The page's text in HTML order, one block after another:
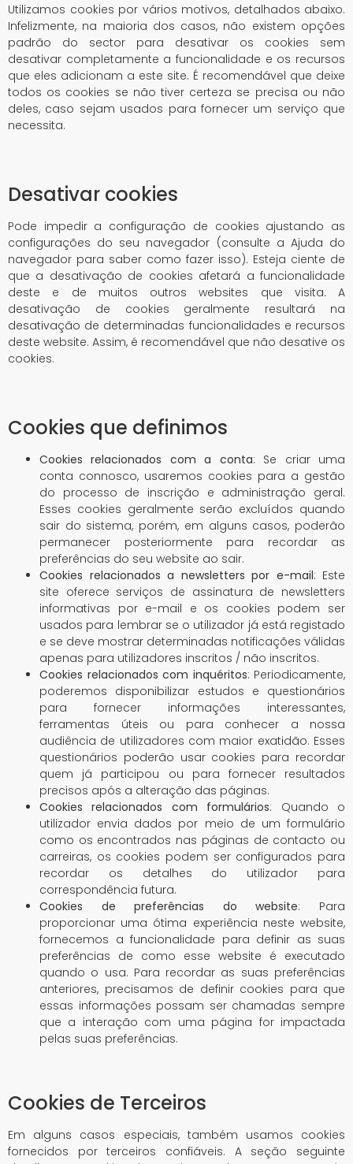
Utilizamos cookies por vários motivos, detalhados abaixo.
Infelizmente, na maioria dos casos, não existem opções
padrão do sector para desativar os cookies sem
desativar completamente a funcionalidade e os recursos
que eles adicionam a este site. É recomendável que deixe
todos os cookies se não tiver certeza se precisa ou não
deles, caso sejam usados ​​para fornecer um serviço que
necessita.
Desativar cookies
Pode impedir a configuração de cookies ajustando as
configurações do seu navegador (consulte a Ajuda do
navegador para saber como fazer isso). Esteja ciente de
que a desativação de cookies afetará a funcionalidade
deste e de muitos outros websites que visita. A
desativação de cookies geralmente resultará na
desativação de determinadas funcionalidades e recursos
deste website. Assim, é recomendável que não desative os
cookies.
Cookies que definimos
Cookies relacionados com a conta: Se criar uma
conta connosco, usaremos cookies para a gestão
do processo de inscrição e administração geral.
Esses cookies geralmente serão excluídos quando
sair do sistema, porém, em alguns casos, poderão
permanecer posteriormente para recordar as
preferências do seu website ao sair.
Cookies relacionados a newsletters por e-mail: Este
site oferece serviços de assinatura de newsletters
informativas por e-mail e os cookies podem ser
usados ​​para lembrar se o utilizador já está registado
e se deve mostrar determinadas notificações válidas
apenas para utilizadores inscritos / não inscritos.
Cookies relacionados com inquéritos: Periodicamente,
poderemos disponibilizar estudos e questionários
para fornecer informações interessantes,
ferramentas úteis ou para conhecer a nossa
audiência de utilizadores com maior exatidão. Esses
questionários poderão usar cookies para recordar
quem já participou ou para fornecer resultados
precisos após a alteração das páginas.
Cookies relacionados com formulários: Quando o
utilizador envia dados por meio de um formulário
como os encontrados nas páginas de contacto ou
carreiras, os cookies podem ser configurados para
recordar os detalhes do utilizador para
correspondência futura.
Cookies de preferências do website: Para
proporcionar uma ótima experiência neste website,
fornecemos a funcionalidade para definir as suas
preferências de como esse website é executado
quando o usa. Para recordar as suas preferências
anteriores, precisamos de definir cookies para que
essas informações possam ser chamadas sempre
que a interação com uma página for impactada
pelas suas preferências.
Cookies de Terceiros
Em alguns casos especiais, também usamos cookies
fornecidos por terceiros confiáveis. A seção seguinte